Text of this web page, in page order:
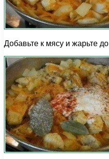
Добавьте к мясу и жарьте